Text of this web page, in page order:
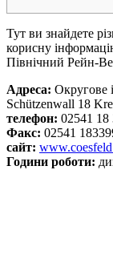
Тут ви знайдете
корисну
Північний Рейн-
Адреса: Округове
Schützenwall 18
телефон: 02541 18
Факс: 02541
сайт:
Години роботи: